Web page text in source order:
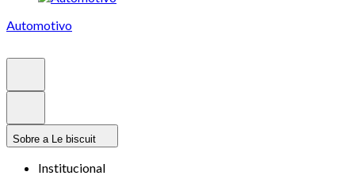
Automotivo
Sobre a Le biscuit
Institucional